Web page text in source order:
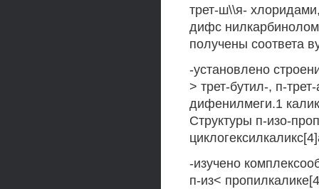
трет-ш\\я-
дифс
получены соответа
-установлено
> трет-бутил-, п-
дифенилмеги.1
Структуры п-изо-
-изучено
п-из<